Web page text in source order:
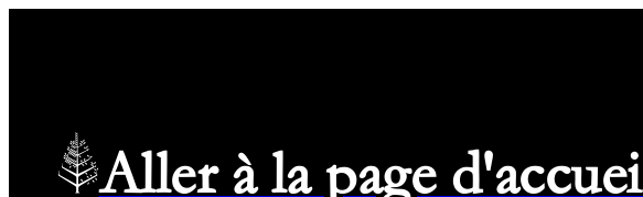
Aller à la page